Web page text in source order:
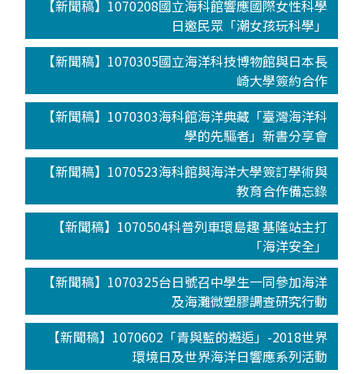
【新聞稿】1070208國立海科館響應國際女性科學
日邀民眾「潮女孩玩科學」
【新聞稿】1070305國立海洋科技博物館與日本長
崎大學簽約合作
【新聞稿】1070303海科館海洋典藏「臺灣海洋科
學的先驅者」新書分享會
【新聞稿】1070523海科館與海洋大學簽訂學術與
教育合作備忘錄
【新聞稿】1070504科普列車環島趣 基隆站主打
「海洋安全」
【新聞稿】1070325台日號召中學生一同參加海洋
及海灘微塑膠調查研究行動
【新聞稿】1070602「青與藍的邂逅」-2018世界
環境日及世界海洋日響應系列活動